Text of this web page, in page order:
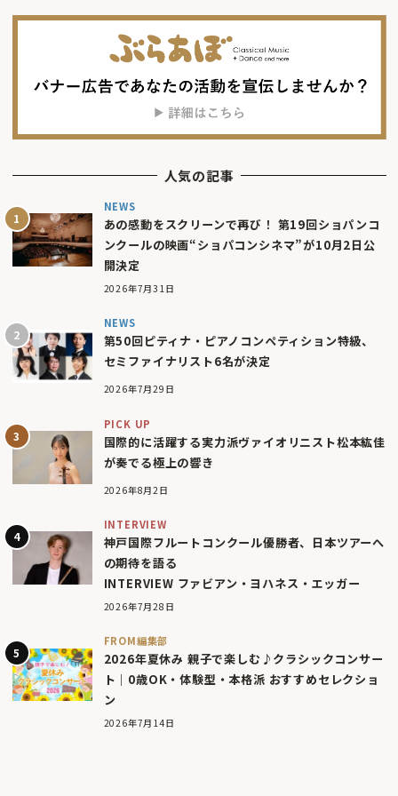
人気の記事
NEWS
あの感動をスクリーンで再び！ 第19回ショパンコ
ンクールの映画“ショパコンシネマ”が10月2日公
開決定
2026年7月31日
NEWS
第50回ピティナ・ピアノコンペティション特級、
セミファイナリスト6名が決定
2026年7月29日
PICK UP
国際的に活躍する実力派ヴァイオリニスト松本紘佳
が奏でる極上の響き
2026年8月2日
INTERVIEW
神戸国際フルートコンクール優勝者、日本ツアーへ
の期待を語る
INTERVIEW ファビアン・ヨハネス・エッガー
2026年7月28日
FROM編集部
2026年夏休み 親子で楽しむ♪クラシックコンサー
ト｜0歳OK・体験型・本格派 おすすめセレクショ
ン
2026年7月14日